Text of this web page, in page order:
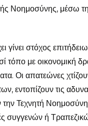
Νοημοσύνης, μέσω
γίνει στόχος
τόπο με οικονομική
Οι απατεώνες
εντοπίζουν τις
την Τεχνητή
συγγενών ή